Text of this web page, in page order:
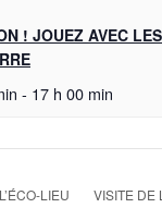
! JOUEZ AVEC
- 17 h 00 min
LIEU
VISITE DE